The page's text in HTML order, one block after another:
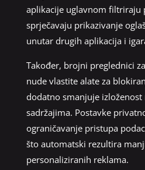
aplikacije uglavnom filtriraju
sprječavaju prikazivanje
unutar drugih aplikacija i
Također, brojni preglednici
nude vlastite alate za
dodatno smanjuje
sadržajima. Postavke
ograničavanje pristupa
što automatski rezultira
personaliziranih reklama.